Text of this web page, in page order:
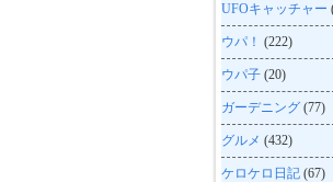
UFOキャッチャー
ウパ！ (222)
ウパ子 (20)
ガーデニング (77)
グルメ (432)
ケロケロ日記 (67)